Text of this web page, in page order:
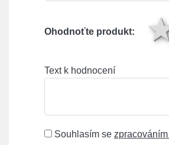
Ohodnoťte produkt:
Text k hodnocení
Souhlasím se